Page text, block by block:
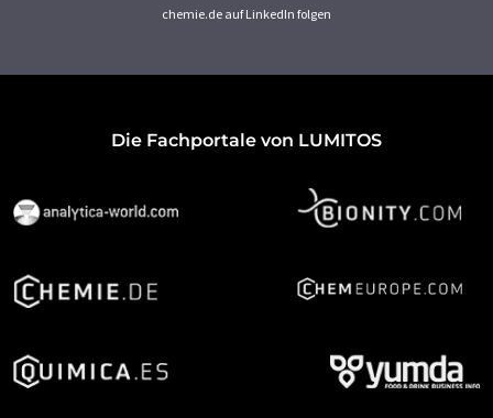
chemie.de auf LinkedIn folgen
Die Fachportale von LUMITOS